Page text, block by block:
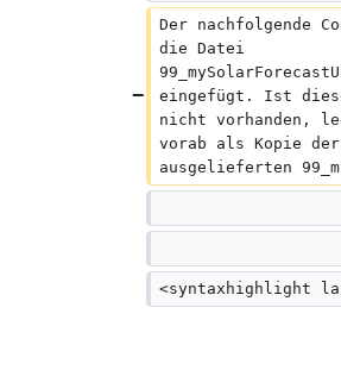
Der nachfolgende
die Datei
eingefügt. Ist
nicht vorhanden,
vorab als Kopie
ausgelieferten
<syntaxhighlight